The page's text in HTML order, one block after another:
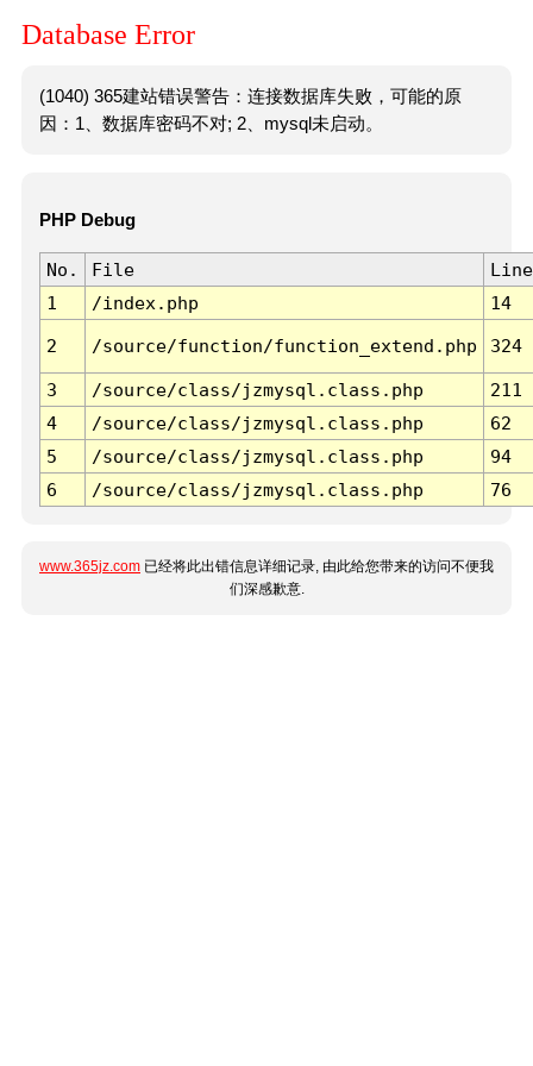
Database Error
(1040) 365建站错误警告：连接数据库失败，可能的原
因：1、数据库密码不对; 2、mysql未启动。
PHP Debug
No. File
Line
1
/index.php 14
2 /source/function/function_extend.php 324
3 /source/class/jzmysql.class.php
211
4
/source/class/jzmysql.class.php
62
5
/source/class/jzmysql.class.php
94
6
/source/class/jzmysql.class.php 76
www.365jz.com 已经将此出错信息详细记录, 由此给您带来的访问不便我
们深感歉意.